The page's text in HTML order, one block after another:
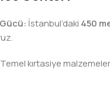
İstanbul’daki 450
Temel kırtasiye